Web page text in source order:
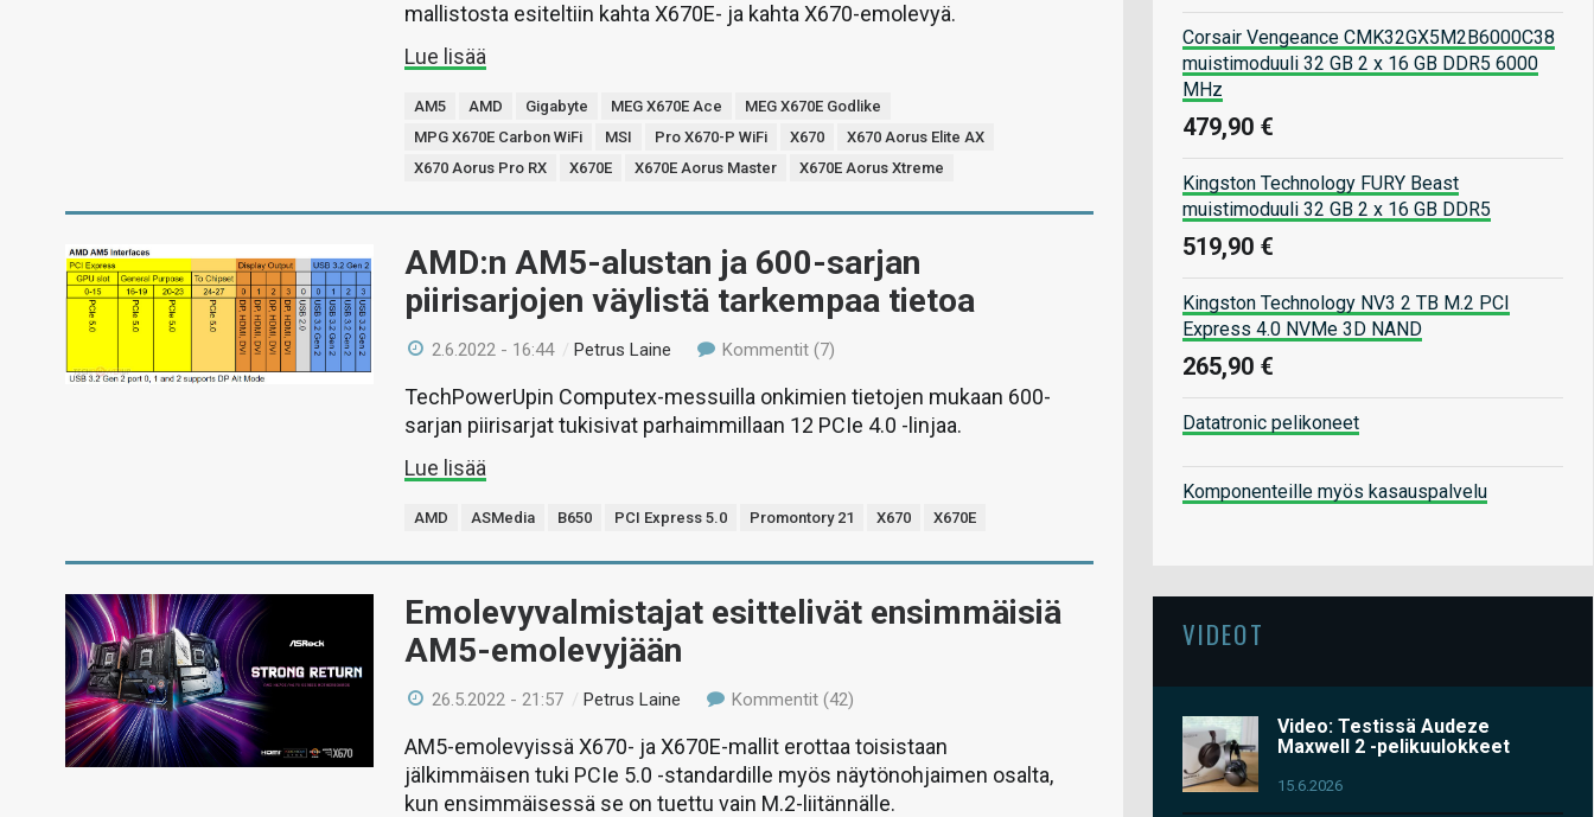
mallistosta esiteltiin kahta X670E- ja kahta X670-emolevyä.
Lue lisää
AM5 AMD Gigabyte MEG X670E Ace
MEG X670E Godlike
MPG X670E Carbon WiFi
MSI Pro X670-P WiFi X670
X670 Aorus Elite AX
X670 Aorus Pro RX
X670E X670E Aorus Master X670E Aorus Xtreme
AMD:n AM5-alustan ja 600-sarjan
piirisarjojen väylistä tarkempaa tietoa
2.6.2022 - 16:44 /Petrus Laine Kommentit (7)
TechPowerUpin Computex-messuilla onkimien tietojen mukaan 600-
sarjan piirisarjat tukisivat parhaimmillaan 12 PCIe 4.0 -linjaa.
Lue lisää
AMD ASMedia B650 PCI Express 5.0 Promontory 21 X670 X670E
Emolevyvalmistajat esittelivät ensimmäisiä
AM5-emolevyjään
26.5.2022 - 21:57 /Petrus Laine Kommentit (42)
AM5-emolevyissä X670- ja X670E-mallit erottaa toisistaan
jälkimmäisen tuki PCIe 5.0 -standardille myös näytönohjaimen osalta,
kun ensimmäisessä se on tuettu vain M.2-liitännälle.
Corsair Vengeance CMK32GX5M2B6000C38
muistimoduuli 32 GB 2 x 16 GB DDR5 6000
MHz
479,90 €
Kingston Technology FURY Beast
muistimoduuli 32 GB 2 x 16 GB DDR5
519,90 €
Kingston Technology NV3 2 TB M.2 PCI
Express 4.0 NVMe 3D NAND
265,90 €
Datatronic pelikoneet
Komponenteille myös kasauspalvelu
VIDEOT
Video: Testissä Audeze
Maxwell 2 -pelikuulokkeet
15.6.2026